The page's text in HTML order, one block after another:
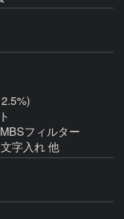
フィルター
字入れ 他